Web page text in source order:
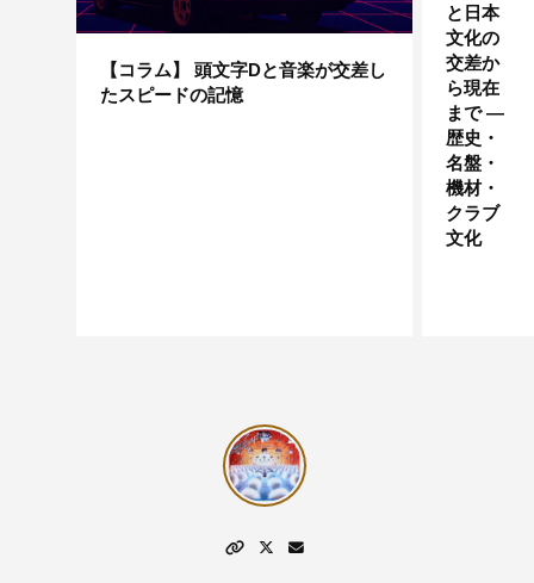
【コラム】 頭文字Dと音楽が交差し
たスピードの記憶
と日本
文化の
交差か
ら現在
まで —
歴史・
名盤・
機材・
クラブ
文化